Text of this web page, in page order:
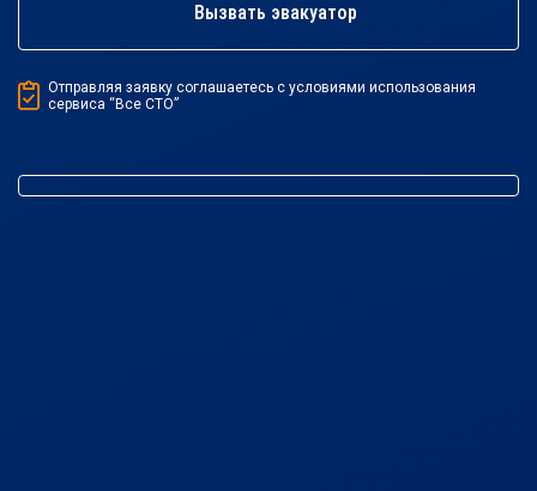
Вызвать эвакуатор
Отправляя заявку соглашаетесь с условиями использования
сервиса “Все СТО”